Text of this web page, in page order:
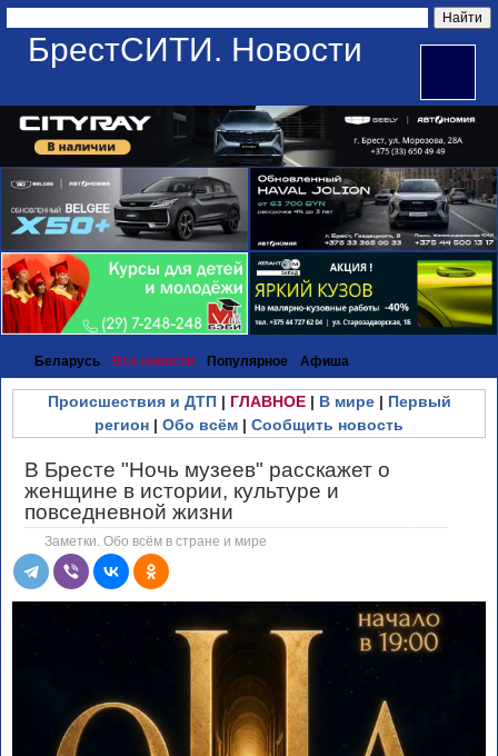
БрестСИТИ. Новости
Беларусь Все новости Популярное Афиша
Происшествия и ДТП| ГЛАВНОЕ| В мире| Первый
регион | Обо всём | Сообщить новость
В Бресте "Ночь музеев" расскажет о
женщине в истории, культуре и
повседневной жизни
Заметки. Обо всём в стране и мире